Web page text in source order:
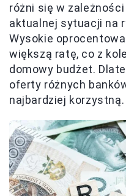
różni się w
aktualnej sytuacji na
Wysokie
większą ratę, co z
domowy budżet.
oferty różnych
najbardziej korzystną.